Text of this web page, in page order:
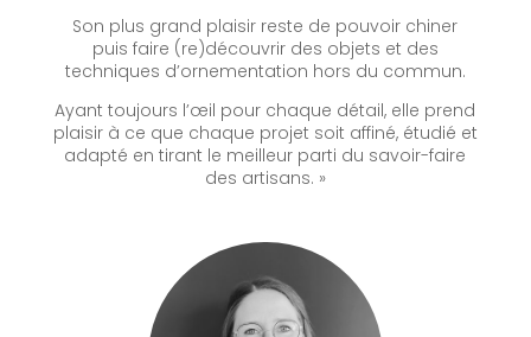
Son plus grand plaisir reste de pouvoir chiner
puis faire (re)découvrir des objets et des
techniques d’ornementation hors du commun.
Ayant toujours l’œil pour chaque détail, elle prend
plaisir à ce que chaque projet soit affiné, étudié et
adapté en tirant le meilleur parti du savoir-faire
des artisans. »